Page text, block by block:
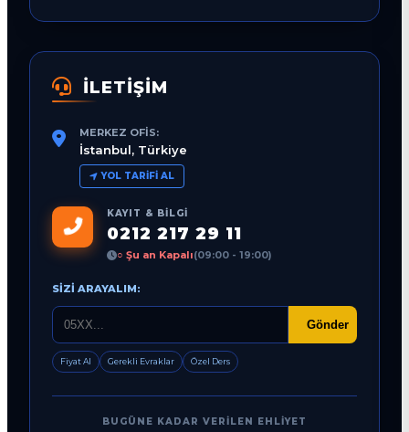
İLETİŞİM
MERKEZ OFIS:
İstanbul, Türkiye
YOL TARIFI AL
KAYIT & BILGI
0212 217 29 11
○ Şu an Kapalı(09:00 - 19:00)
SIZI ARAYALIM:
Gönder
Fiyat Al Gerekli Evraklar Özel Ders
BUGÜNE KADAR VERILEN EHLIYET